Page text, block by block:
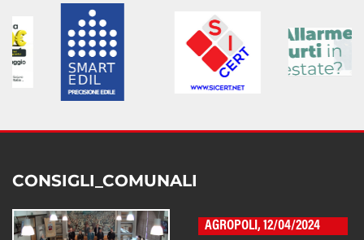
CONSIGLI_COMUNALI
AGROPOLI, 12/04/2024